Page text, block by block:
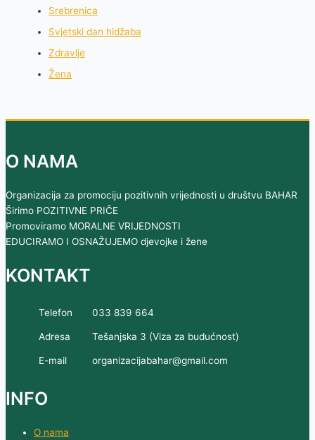
Srebrenica
Svjetski dan hidžaba
Zdravlje
Žena
O NAMA
Organizacija za promociju pozitivnih vrijednosti u društvu BAHAR
Širimo POZITIVNE PRIČE
Promoviramo MORALNE VRIJEDNOSTI
EDUCIRAMO I OSNAŽUJEMO djevojke i žene
KONTAKT
Telefon 033 839 664
Adresa Tešanjska 3 (Viza za budućnost)
E-mail organizacijabahar@gmail.com
INFO
O nama